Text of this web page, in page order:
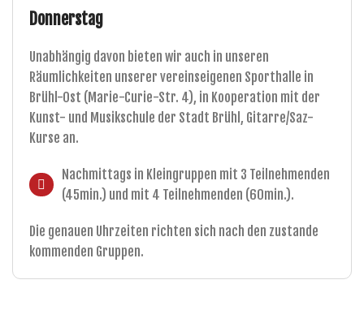
Donnerstag
Unabhängig davon bieten wir auch in unseren
Räumlichkeiten unserer vereinseigenen Sporthalle in
Brühl-Ost (Marie-Curie-Str. 4), in Kooperation mit der
Kunst- und Musikschule der Stadt Brühl, Gitarre/Saz-
Kurse an.
Nachmittags in Kleingruppen mit 3 Teilnehmenden
(45min.) und mit 4 Teilnehmenden (60min.).
Die genauen Uhrzeiten richten sich nach den zustande
kommenden Gruppen.